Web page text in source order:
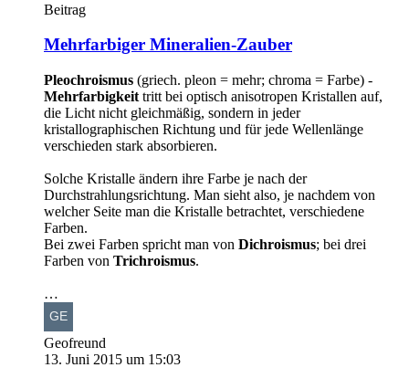
Beitrag
Mehrfarbiger Mineralien-Zauber
Pleochroismus (griech. pleon = mehr; chroma = Farbe) -
Mehrfarbigkeit tritt bei optisch anisotropen Kristallen auf,
die Licht nicht gleichmäßig, sondern in jeder
kristallographischen Richtung und für jede Wellenlänge
verschieden stark absorbieren.
Solche Kristalle ändern ihre Farbe je nach der
Durchstrahlungsrichtung. Man sieht also, je nachdem von
welcher Seite man die Kristalle betrachtet, verschiedene
Farben.
Bei zwei Farben spricht man von Dichroismus; bei drei
Farben von Trichroismus.
…
Geofreund
13. Juni 2015 um 15:03